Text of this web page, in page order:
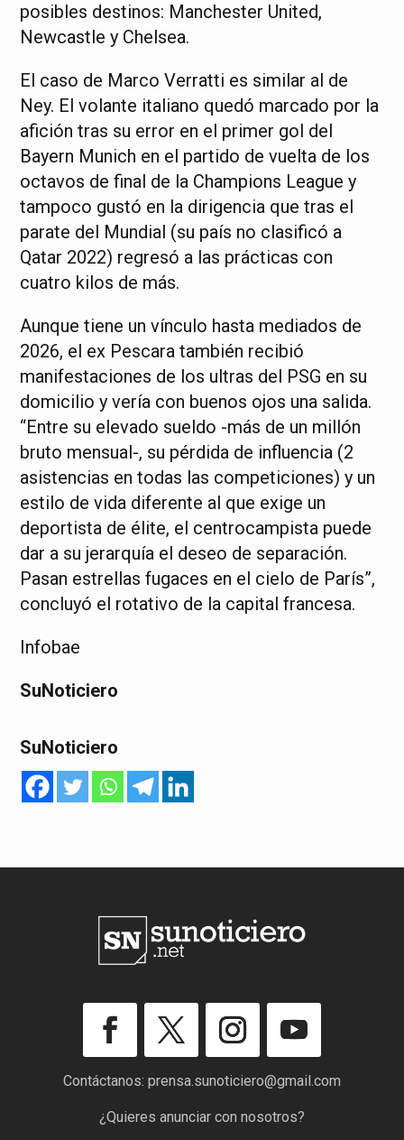
posibles destinos: Manchester United,
Newcastle y Chelsea.
El caso de Marco Verratti es similar al de
Ney. El volante italiano quedó marcado por la
afición tras su error en el primer gol del
Bayern Munich en el partido de vuelta de los
octavos de final de la Champions League y
tampoco gustó en la dirigencia que tras el
parate del Mundial (su país no clasificó a
Qatar 2022) regresó a las prácticas con
cuatro kilos de más.
Aunque tiene un vínculo hasta mediados de
2026, el ex Pescara también recibió
manifestaciones de los ultras del PSG en su
domicilio y vería con buenos ojos una salida.
“Entre su elevado sueldo -más de un millón
bruto mensual-, su pérdida de influencia (2
asistencias en todas las competiciones) y un
estilo de vida diferente al que exige un
deportista de élite, el centrocampista puede
dar a su jerarquía el deseo de separación.
Pasan estrellas fugaces en el cielo de París”,
concluyó el rotativo de la capital francesa.
Infobae
SuNoticiero
SuNoticiero
Contáctanos: prensa.sunoticiero@gmail.com
¿Quieres anunciar con nosotros?